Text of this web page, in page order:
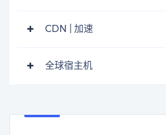
CDN | 加速
全球宿主机